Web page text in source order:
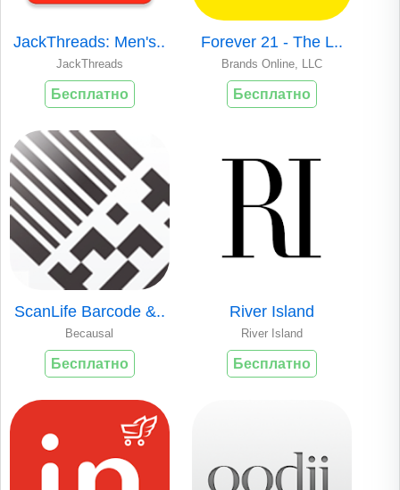
JackThreads: Men's..
JackThreads
Бесплатно
Forever 21 - The L..
Brands Online, LLC
Бесплатно
ScanLife Barcode &..
Becausal
Бесплатно
River Island
River Island
Бесплатно